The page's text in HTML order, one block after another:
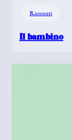
Racconti
Il bambino